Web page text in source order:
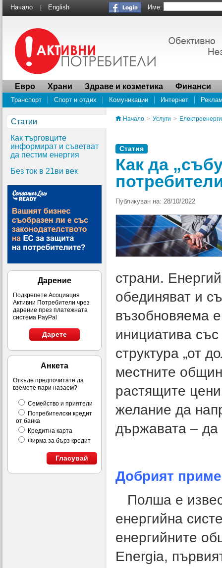
Начало English Име:
Евро Храни Здраве и козметика Финанси
Транспорт Спорт и отдих Комуникации Интернет
ПРОУЧВАНЕ Социалната отговорност на
Статии
Как търговците
информират и съветват
да пестим енергия
Без ток в 21ви век
Дарение
Подкрепете Асоциация
Активни Потребители чрез
дарение през платежната
система PayPal
Дарете
Анкета
Откъде предпочитате да
вземете пари назаем?
Семейство и приятели
Потребителски кредит
от банка
Кредитна карта
Фирма за бърз кредит
Гласувай
Начало > Услуги >
Статия
Как да
Публикуван на: 28/10/2022
страни.
обединяват и
възобновяема
инициатива със
структура „от
местните
растящите
желание да
държавата – да
Добрият
Полша е
енергийна
енергийните
Energia,